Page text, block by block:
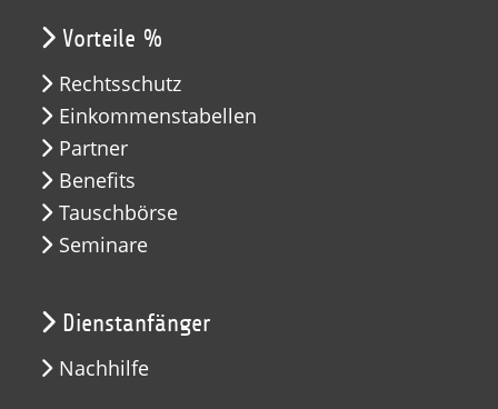
Vorteile %
Rechtsschutz
Einkommenstabellen
Partner
Benefits
Tauschbörse
Seminare
Dienstanfänger
Nachhilfe